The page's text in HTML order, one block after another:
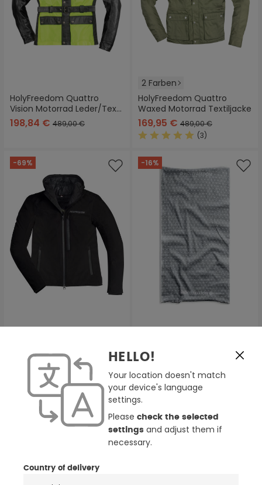
HolyFreedom Quattro
Vision Motorrad Leder/Textil
Jacke
198,84 € 489,00 €
2 Farben
HolyFreedom Quattro
Waxed Motorrad Textiljacke
169,95 € 489,00 €
(3)
-69%
79,99 €259,00 €
Durchschnittliche Bewertung von 4 von 5 Sternen
-16%
Multifunktionstuch
20,95 €
-39%
HELLO!
Your location doesn't match
your device's language
settings.
Please check the selected
settings and adjust them if
necessary.
Country of delivery